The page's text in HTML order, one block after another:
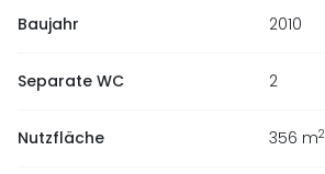
Baujahr 2010
Separate WC 2
Nutzfläche 356 m2